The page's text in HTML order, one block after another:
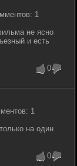
1
не ясно
и есть
0
1
на один
0